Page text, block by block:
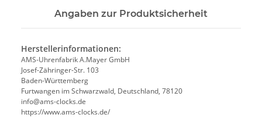
Angaben zur Produktsicherheit
Herstellerinformationen:
AMS-Uhrenfabrik A.Mayer GmbH
Josef-Zähringer-Str. 103
Baden-Württemberg
Furtwangen im Schwarzwald, Deutschland, 78120
info@ams-clocks.de
https://www.ams-clocks.de/